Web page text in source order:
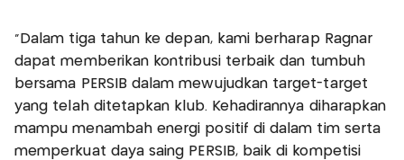
"Dalam tiga tahun ke depan, kami berharap Ragnar
dapat memberikan kontribusi terbaik dan tumbuh
bersama PERSIB dalam mewujudkan target-target
yang telah ditetapkan klub. Kehadirannya diharapkan
mampu menambah energi positif di dalam tim serta
memperkuat daya saing PERSIB, baik di kompetisi